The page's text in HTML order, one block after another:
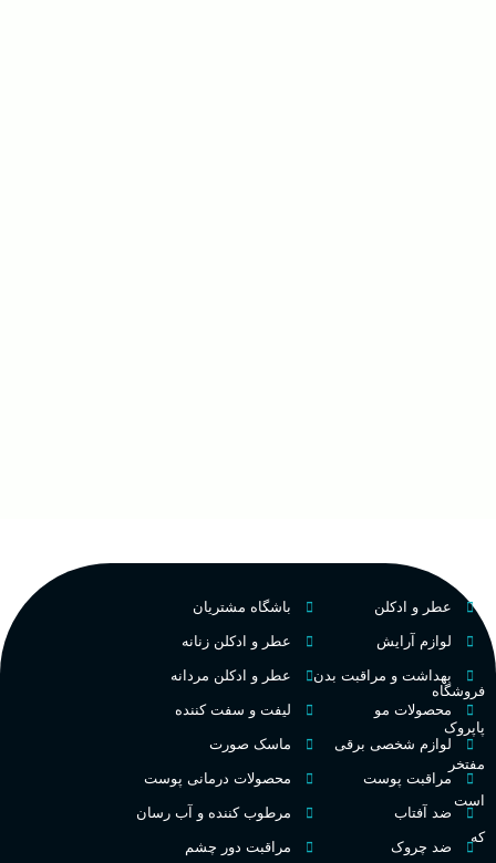
فروشگاه
پاپروک
مفتخر
است
که
عطر و ادکلن
لوازم آرایش
بهداشت و مراقبت بدن
محصولات مو
لوازم شخصی برقی
مراقبت پوست
ضد آفتاب
ضد چروک
باشگاه مشتریان
عطر و ادکلن زنانه
عطر و ادکلن مردانه
لیفت و سفت کننده
ماسک صورت
محصولات درمانی پوست
مرطوب کننده و آب رسان
مراقبت دور چشم